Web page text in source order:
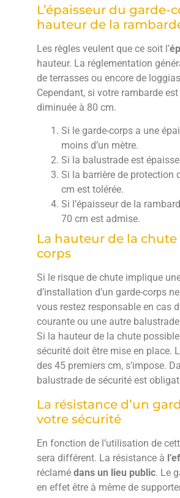
L’épaisseur du
hauteur de la
Les règles veulent que ce soit l’
hauteur. La réglementation
de terrasses ou encore de
Cependant, si votre rambarde est
diminuée à 80 cm.
Si le garde-corps a une
moins d’un mètre.
Si la balustrade est
Si la barrière de protection
cm est tolérée.
Si l’épaisseur de la
70 cm est admise.
La hauteur de la
corps
Si le risque de chute implique
d’installation d’un garde-corps
vous restez responsable en cas
courante ou une autre
Si la hauteur de la chute possible
sécurité doit être mise en place.
des 45 premiers cm, s’impose.
balustrade de sécurité est
La résistance d’un
votre sécurité
En fonction de l’utilisation de
sera différent. La résistance à
réclamé dans un lieu public. Le
en effet être à même de